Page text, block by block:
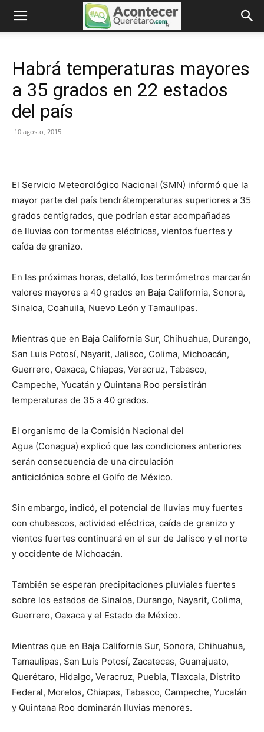
Habrá temperaturas mayores
a 35 grados en 22 estados
del país
10 agosto, 2015
El Servicio Meteorológico Nacional (SMN) informó que la
mayor parte del país tendrátemperaturas superiores a 35
grados centígrados, que podrían estar acompañadas
de lluvias con tormentas eléctricas, vientos fuertes y
caída de granizo.
En las próximas horas, detalló, los termómetros marcarán
valores mayores a 40 grados en Baja California, Sonora,
Sinaloa, Coahuila, Nuevo León y Tamaulipas.
Mientras que en Baja California Sur, Chihuahua, Durango,
San Luis Potosí, Nayarit, Jalisco, Colima, Michoacán,
Guerrero, Oaxaca, Chiapas, Veracruz, Tabasco,
Campeche, Yucatán y Quintana Roo persistirán
temperaturas de 35 a 40 grados.
El organismo de la Comisión Nacional del
Agua (Conagua) explicó que las condiciones anteriores
serán consecuencia de una circulación
anticiclónica sobre el Golfo de México.
Sin embargo, indicó, el potencial de lluvias muy fuertes
con chubascos, actividad eléctrica, caída de granizo y
vientos fuertes continuará en el sur de Jalisco y el norte
y occidente de Michoacán.
También se esperan precipitaciones pluviales fuertes
sobre los estados de Sinaloa, Durango, Nayarit, Colima,
Guerrero, Oaxaca y el Estado de México.
Mientras que en Baja California Sur, Sonora, Chihuahua,
Tamaulipas, San Luis Potosí, Zacatecas, Guanajuato,
Querétaro, Hidalgo, Veracruz, Puebla, Tlaxcala, Distrito
Federal, Morelos, Chiapas, Tabasco, Campeche, Yucatán
y Quintana Roo dominarán lluvias menores.